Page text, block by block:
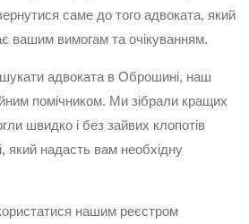
саме до того адвоката, який
вашим вимогам та очікуванням.
адвоката в Оброшині, наш
помічником. Ми зібрали кращих
швидко і без зайвих клопотів
який надасть вам необхідну
нашим реєстром